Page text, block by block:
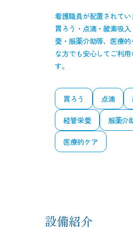
看護職員が配置されてい
胃ろう・点滴・酸素吸
養・服薬介助等、医療
な方でも安心してご利用
す。
胃ろう 点滴
経管栄養 服薬介
医療的ケア
設備紹介